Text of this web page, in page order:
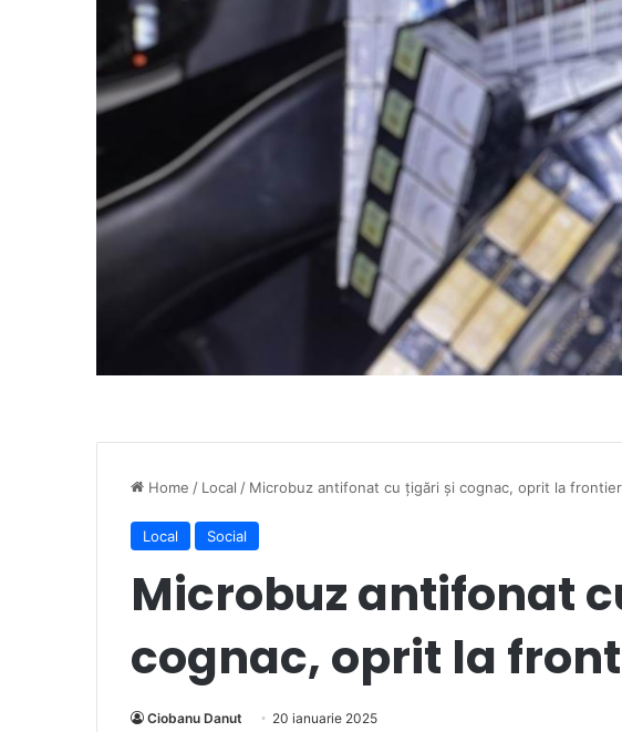
Home / Local / Microbuz antifonat cu țigări și cognac, oprit la
Local Social
Microbuz antifonat
cognac, oprit la
Ciobanu Danut 20 ianuarie 2025